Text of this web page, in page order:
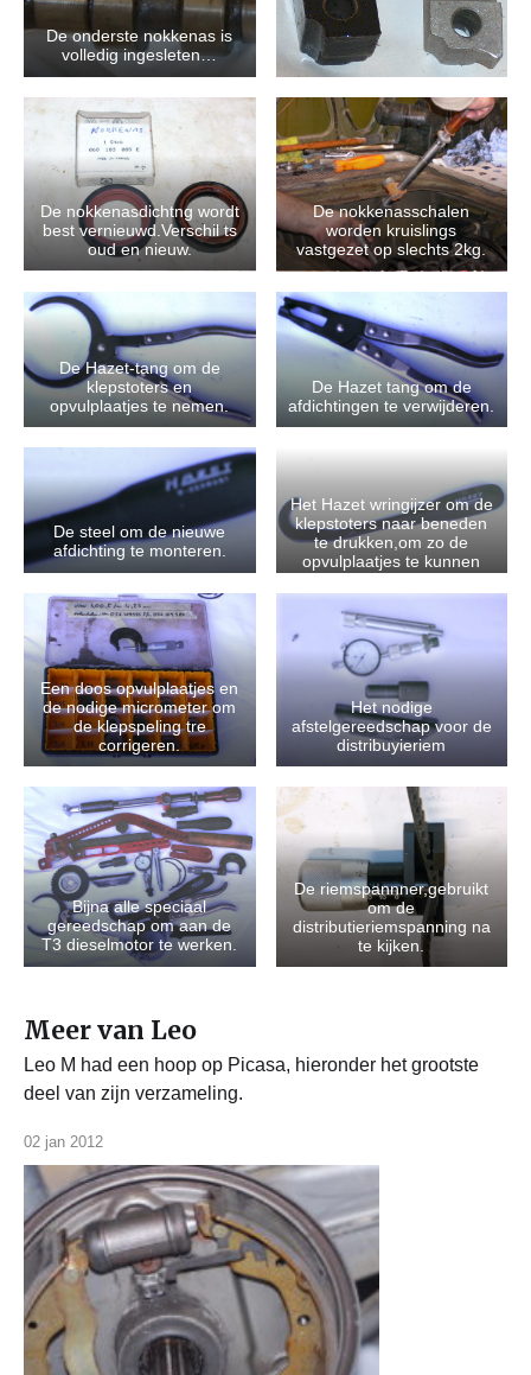
De onderste nokkenas is
volledig ingesleten…
De nokkenasdichtng wordt
best vernieuwd.Verschil ts
oud en nieuw.
De nokkenasschalen
worden kruislings
vastgezet op slechts 2kg.
De Hazet-tang om de
klepstoters en
opvulplaatjes te nemen.
De Hazet tang om de
afdichtingen te verwijderen.
De steel om de nieuwe
afdichting te monteren.
Het Hazet wringijzer om de
klepstoters naar beneden
te drukken,om zo de
opvulplaatjes te kunnen
Een doos opvulplaatjes en
de nodige micrometer om
de klepspeling tre
corrigeren.
Het nodige
afstelgereedschap voor de
distribuyieriem
Bijna alle speciaal
gereedschap om aan de
T3 dieselmotor te werken.
De riemspannner,gebruikt
om de
distributieriemspanning na
te kijken.
Meer van Leo
Leo M had een hoop op Picasa, hieronder het grootste
deel van zijn verzameling.
02 jan 2012